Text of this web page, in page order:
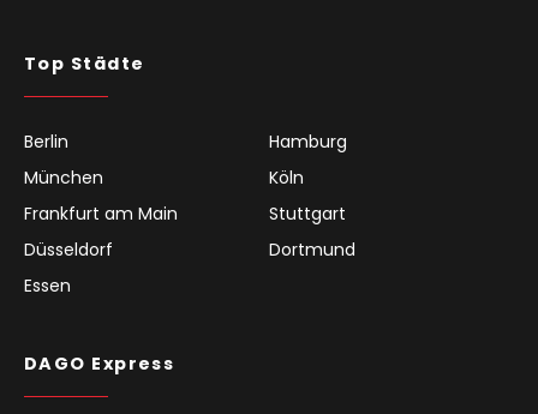
Top Städte
Berlin
Hamburg
München
Köln
Frankfurt am Main
Stuttgart
Düsseldorf
Dortmund
Essen
DAGO Express